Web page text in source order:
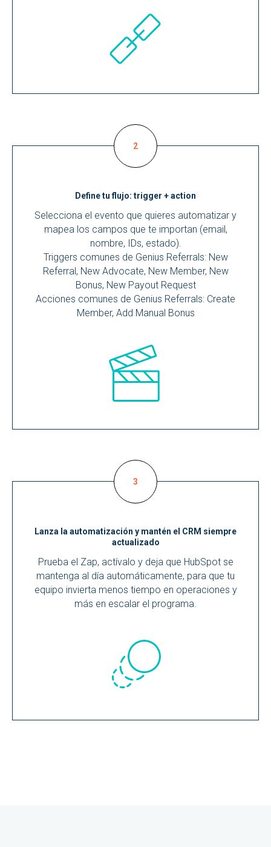
Define tu flujo: trigger + action
Selecciona el evento que quieres automatizar y
mapea los campos que te importan (email,
nombre, IDs, estado).
Triggers comunes de Genius Referrals: New
Referral, New Advocate, New Member, New
Bonus, New Payout Request
Acciones comunes de Genius Referrals: Create
Member, Add Manual Bonus
Lanza la automatización y mantén el CRM siempre
actualizado
Prueba el Zap, actívalo y deja que HubSpot se
mantenga al día automáticamente, para que tu
equipo invierta menos tiempo en operaciones y
más en escalar el programa.